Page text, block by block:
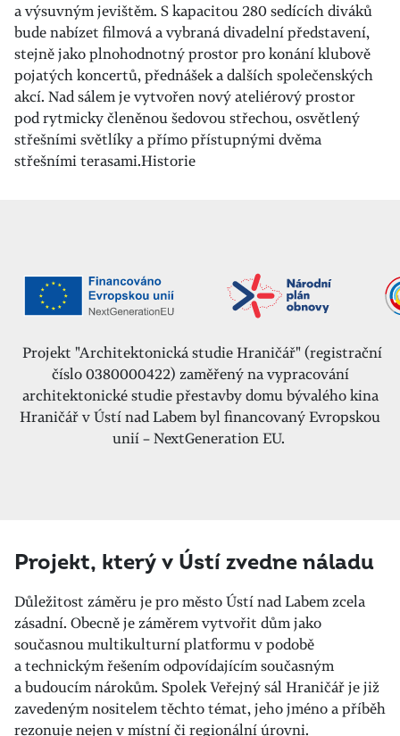
a výsuvným jevištěm. S kapacitou 280 sedících diváků
bude nabízet filmová a vybraná divadelní představení,
stejně jako plnohodnotný prostor pro konání klubově
pojatých koncertů, přednášek a dalších společenských
akcí. Nad sálem je vytvořen nový ateliérový prostor
pod rytmicky členěnou šedovou střechou, osvětlený
střešními světlíky a přímo přístupnými dvěma
střešními terasami.Historie
Projekt "Architektonická studie Hraničář" (registrační
číslo 0380000422) zaměřený na vypracování
architektonické studie přestavby domu bývalého kina
Hraničář v Ústí nad Labem byl financovaný Evropskou
unií – NextGeneration EU.
Projekt, který v Ústí zvedne náladu
Důležitost záměru je pro město Ústí nad Labem zcela
zásadní. Obecně je záměrem vytvořit dům jako
současnou multikulturní platformu v podobě
a technickým řešením odpovídajícím současným
a budoucím nárokům. Spolek Veřejný sál Hraničář je již
zavedeným nositelem těchto témat, jeho jméno a příběh
rezonuje nejen v místní či regionální úrovni.